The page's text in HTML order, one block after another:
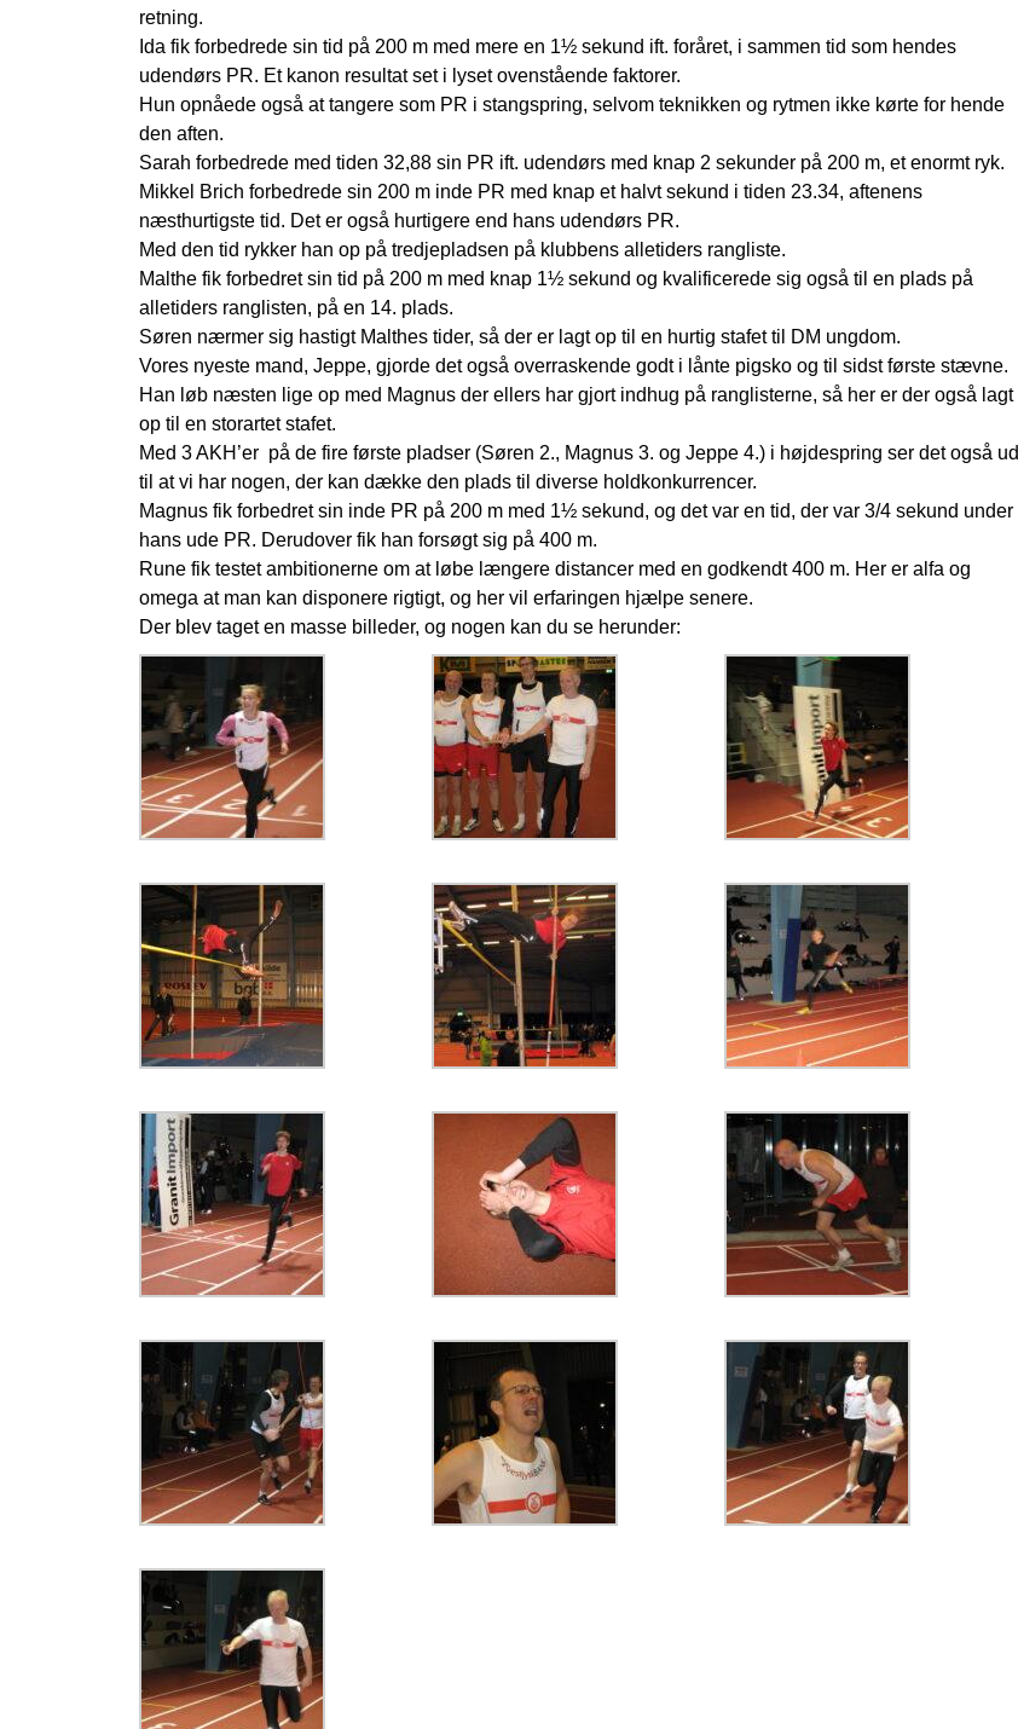
retning.
Ida fik forbedrede sin tid på 200 m med mere en 1½ sekund ift. foråret, i sammen tid som hendes
udendørs PR. Et kanon resultat set i lyset ovenstående faktorer.
Hun opnåede også at tangere som PR i stangspring, selvom teknikken og rytmen ikke kørte for hende
den aften.
Sarah forbedrede med tiden 32,88 sin PR ift. udendørs med knap 2 sekunder på 200 m, et enormt ryk.
Mikkel Brich forbedrede sin 200 m inde PR med knap et halvt sekund i tiden 23.34, aftenens
næsthurtigste tid. Det er også hurtigere end hans udendørs PR.
Med den tid rykker han op på tredjepladsen på klubbens alletiders rangliste.
Malthe fik forbedret sin tid på 200 m med knap 1½ sekund og kvalificerede sig også til en plads på
alletiders ranglisten, på en 14. plads.
Søren nærmer sig hastigt Malthes tider, så der er lagt op til en hurtig stafet til DM ungdom.
Vores nyeste mand, Jeppe, gjorde det også overraskende godt i lånte pigsko og til sidst første stævne.
Han løb næsten lige op med Magnus der ellers har gjort indhug på ranglisterne, så her er der også lagt
op til en storartet stafet.
Med 3 AKH’er på de fire første pladser (Søren 2., Magnus 3. og Jeppe 4.) i højdespring ser det også ud
til at vi har nogen, der kan dække den plads til diverse holdkonkurrencer.
Magnus fik forbedret sin inde PR på 200 m med 1½ sekund, og det var en tid, der var 3/4 sekund under
hans ude PR. Derudover fik han forsøgt sig på 400 m.
Rune fik testet ambitionerne om at løbe længere distancer med en godkendt 400 m. Her er alfa og
omega at man kan disponere rigtigt, og her vil erfaringen hjælpe senere.
Der blev taget en masse billeder, og nogen kan du se herunder: